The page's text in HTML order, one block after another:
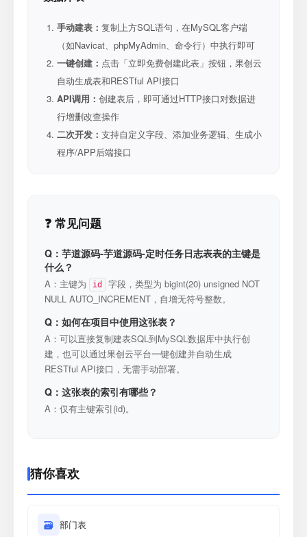
手动建表： 复制上方SQL语句，在MySQL客户端
（如Navicat、phpMyAdmin、命令行）中执行即可
一键创建： 点击「立即免费创建此表」按钮，果创云
自动生成表和RESTful API接口
API调用： 创建表后，即可通过HTTP接口对数据进
行增删改查操作
二次开发： 支持自定义字段、添加业务逻辑、生成小
程序/APP后端接口
❓ 常见问题
Q：芋道源码-芋道源码-定时任务日志表表的主键是
什么？
A：主键为 id
字段，类型为 bigint(20) unsigned NOT
NULL AUTO_INCREMENT，自增无符号整数。
Q：如何在项目中使用这张表？
A：可以直接复制建表SQL到MySQL数据库中执行创
建，也可以通过果创云平台一键创建并自动生成
RESTful API接口，无需手动部署。
Q：这张表的索引有哪些？
A：仅有主键索引(id)。
猜你喜欢
🗃 部门表